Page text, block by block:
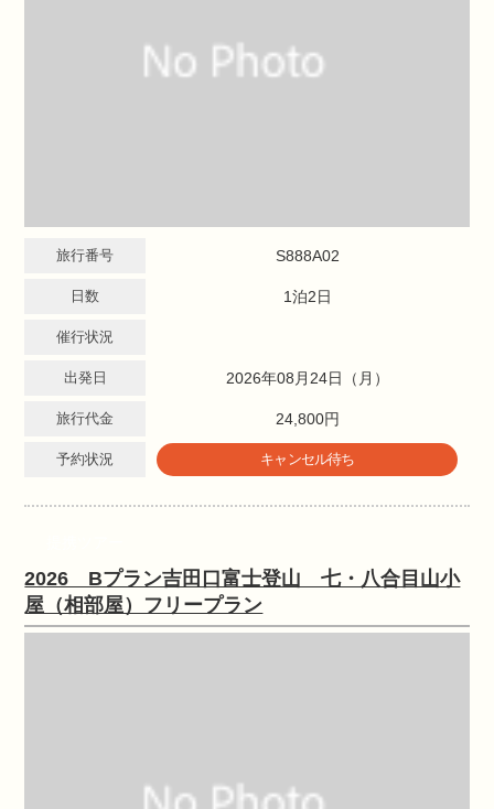
旅行番号 S888A02
日数 1泊2日
催行状況
出発日 2026年08月24日（月）
旅行代金 24,800円
予約状況 キャンセル待ち
2026 Bプラン吉田口富士登山 七・八合目山小
屋（相部屋）フリープラン